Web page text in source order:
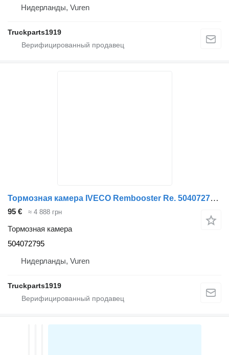
Нидерланды, Vuren
Truckparts1919
Тормозная камера IVECO Rembooster Re. 504072795 для грузовика
95 € ≈ 4 888 грн
Тормозная камера
504072795
Нидерланды, Vuren
Truckparts1919